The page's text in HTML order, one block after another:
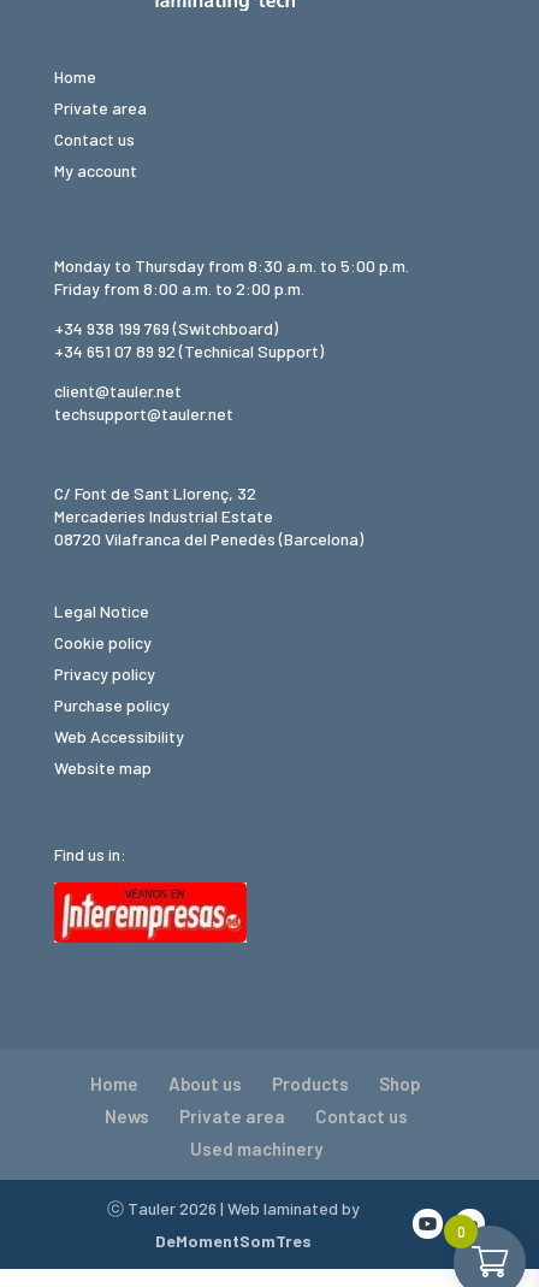
Home
Private area
Contact us
My account
Monday to Thursday from 8:30 a.m. to 5:00 p.m.
Friday from 8:00 a.m. to 2:00 p.m.
+34 938 199 769(Switchboard)
+34 651 07 89 92(Technical Support)
client@tauler.net
techsupport@tauler.net
C/ Font de Sant Llorenç, 32
Mercaderies Industrial Estate
08720 Vilafranca del Penedès (Barcelona)
Legal Notice
Cookie policy
Privacy policy
Purchase policy
Web Accessibility
Website map
Find us in:
Home About us Products
Shop
News
Private area
Contact us
Used machinery
ⓒ Tauler2026 | Web laminated by
DeMomentSomTres
0